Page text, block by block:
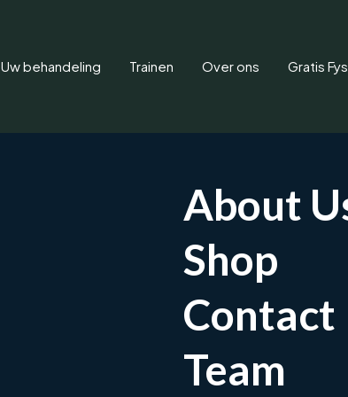
About
Shop
Contact
Team
Uw behandeling Trainen Over ons Gratis
Carpaal
Afspraak